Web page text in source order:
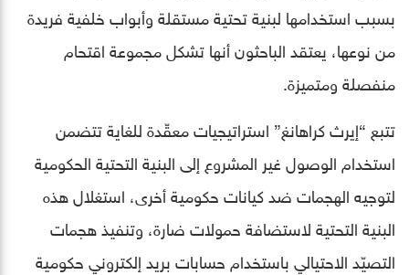
بسبب استخدامها لبنية تحتية مستقلة وأبواب خلفية فريدة
من نوعها، يعتقد الباحثون أنها تشكل مجموعة اقتحام
منفصلة ومتميزة.
تتبع “إيرث كراهانغ” استراتيجيات معقّدة للغاية تتضمن
استخدام الوصول غير المشروع إلى البنية التحتية الحكومية
لتوجيه الهجمات ضد كيانات حكومية أخرى، استغلال هذه
البنية التحتية لاستضافة حمولات ضارة، وتنفيذ هجمات
التصيّد الاحتيالي باستخدام حسابات بريد إلكتروني حكومية